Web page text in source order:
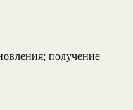
получение